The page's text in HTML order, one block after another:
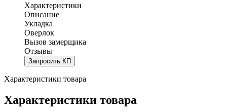
Характеристики
Описание
Укладка
Оверлок
Вызов замерщика
Отзывы
Запросить КП
Характеристики товара
Характеристики товара